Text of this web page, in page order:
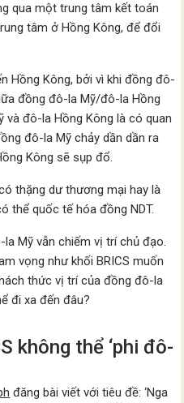
qua một trung tâm kết toán
tâm ở Hồng Kông, để đổi
Hồng Kông, bởi vì khi đồng đô-
đồng đô-la Mỹ/đô-la Hồng
và đô-la Hồng Kông là có quan
đô-la Mỹ chảy dần dần ra
Kông sẽ sụp đổ.
thặng dư thương mại hay là
thể quốc tế hóa đồng NDT.
Mỹ vẫn chiếm vị trí chủ đạo.
vọng như khối BRICS muốn
thức vị trí của đồng đô-la
đi xa đến đâu?
không thể ‘phi đô-
đăng bài viết với tiêu đề: ‘Nga